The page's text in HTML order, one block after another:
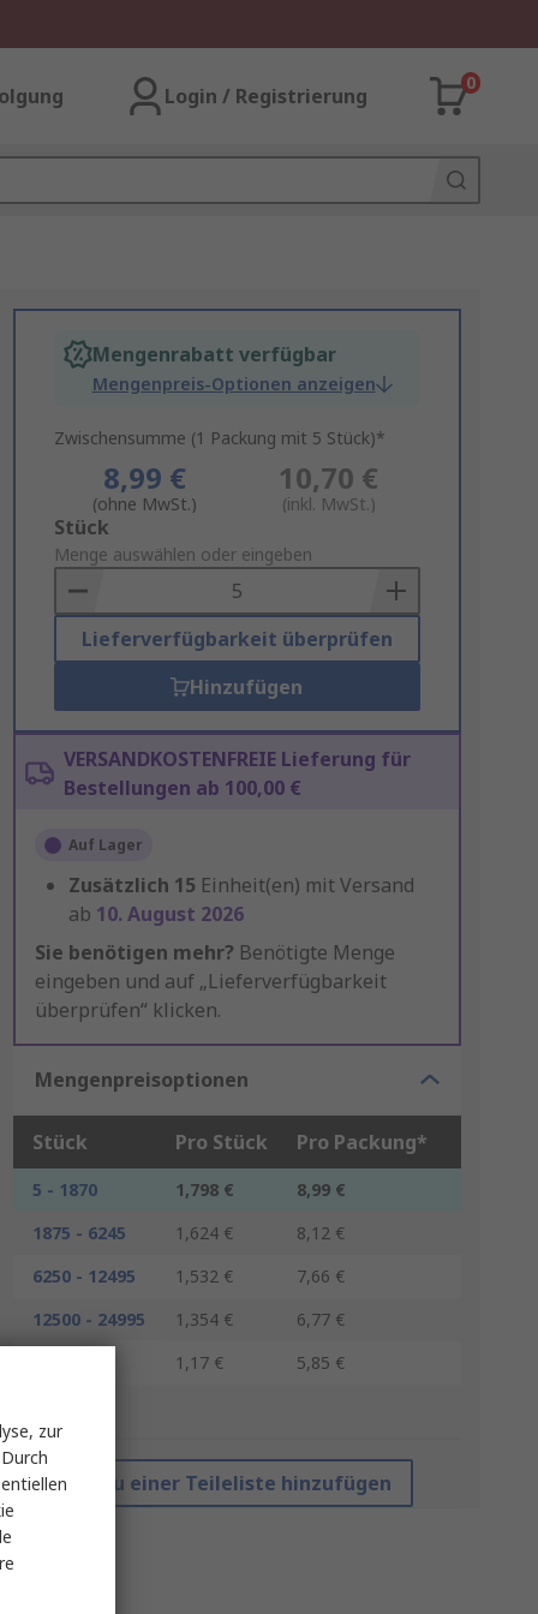
Login / Registrierung
0
Mengenrabatt verfügbar
Mengenpreis-Optionen anzeigen
Zwischensumme (1 Packung mit 5 Stück)*
8,99 €
(ohne MwSt.)
10,70 €
(inkl. MwSt.)
Add
to
Basket
Stück
Menge auswählen oder eingeben
Lieferverfügbarkeit überprüfen
Hinzufügen
VERSANDKOSTENFREIE Lieferung für
Bestellungen ab 100,00 €
Auf Lager
Zusätzlich 15 Einheit(en) mit Versand
ab 10. August 2026
Sie benötigen mehr? Benötigte Menge
eingeben und auf „Lieferverfügbarkeit
überprüfen“ klicken.
Mengenpreisoptionen
Stück Pro Stück Pro Packung*
5 - 1870 1,798 €
8,99 €
1875 - 6245
1,624 €
8,12 €
6250 - 12495
1,532 €
7,66 €
12500 - 24995
1,354 €
6,77 €
1,17 € 5,85 €
Zu einer Teileliste hinzufügen
zur